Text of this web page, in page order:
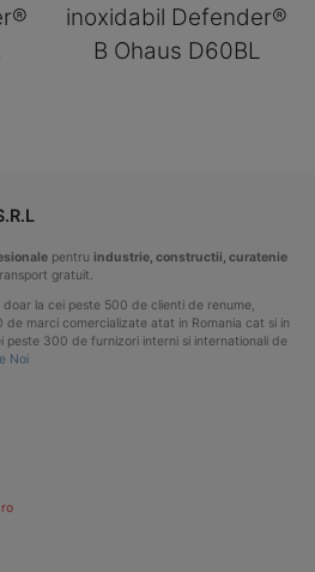
inoxidabil Defender®
B Ohaus D60BL
pentru industrie, constructii, curatenie
gratuit.
doar la cei peste 500 de clienti de renume,
marci comercializate atat in Romania cat si in
peste 300 de furnizori interni si internationali de
Noi